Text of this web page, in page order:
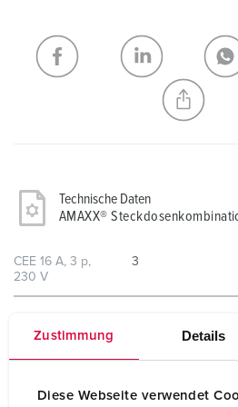
Zustimmung Details
Diese Webseite verwendet
Meine Liste (0)
NEUE LISTE
Technische Daten
AMAXX®
CEE 16 A, 3 p,
230 V
3
Absicherung
1 FI 25 A, 2 p,